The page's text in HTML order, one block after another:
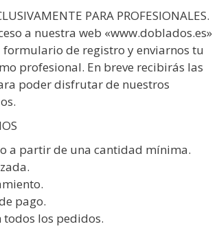
PARA PROFESIONALES.
a nuestra web «www.doblados.es»
de registro y enviarnos tu
profesional. En breve recibirás las
poder disfrutar de nuestros
a partir de una cantidad mínima.
pago.
todos los pedidos.